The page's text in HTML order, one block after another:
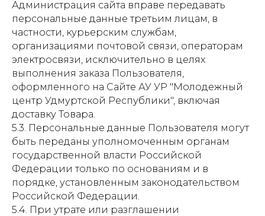
Администрация сайта вправе передавать
персональные данные третьим лицам, в
частности, курьерским службам,
организациями почтовой связи, операторам
электросвязи, исключительно в целях
выполнения заказа Пользователя,
оформленного на Сайте АУ УР "Молодежный
центр Удмуртской Республики", включая
доставку Товара.
5.3. Персональные данные Пользователя могут
быть переданы уполномоченным органам
государственной власти Российской
Федерации только по основаниям и в
порядке, установленным законодательством
Российской Федерации.
5.4. При утрате или разглашении